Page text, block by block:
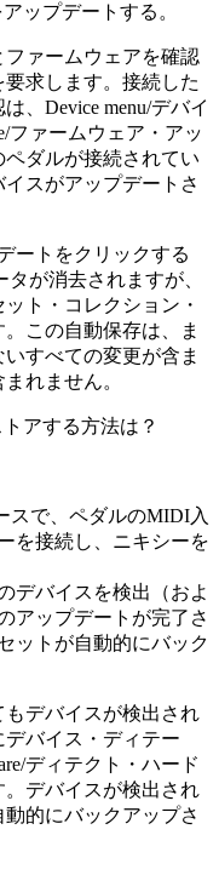
ップデートする。
ァームウェアを確認
求します。接続した
、Device menu/デバイ
ファームウェア・アッ
ダルが接続されてい
スがアップデートさ
ートをクリックする
が消去されますが、
ト・コレクション・
この自動保存は、ま
すべての変更が含ま
れません。
アする方法は？
スで、ペダルのMIDI入
を接続し、ニキシーを
デバイスを検出（およ
アップデートが完了さ
ットが自動的にバック
デバイスが検出され
バイス・ディテー
ディテクト・ハード
デバイスが検出され
的にバックアップさ